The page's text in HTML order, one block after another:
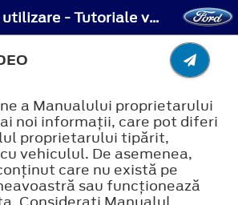
Manual de utilizare - Tutoriale video
a Manualului proprietarului
noi informaţii, care pot diferi
proprietarului tipărit,
vehiculul. De asemenea,
care nu există pe
sau funcţionează